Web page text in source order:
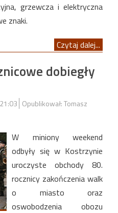
grzewcza i elektryczna
znaki.
Czytaj dalej...
dobiegły
Opublikował: Tomasz
W miniony weekend
odbyły się w Kostrzynie
uroczyste obchody 80.
rocznicy zakończenia walk
o miasto oraz
oswobodzenia obozu